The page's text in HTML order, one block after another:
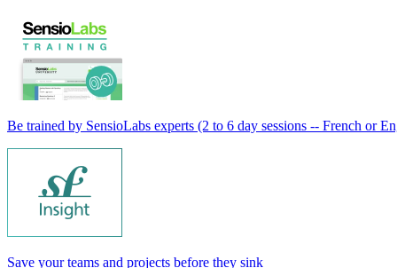
Be trained by SensioLabs experts (2 to 6 day sessions -- French or
Save your teams and projects before they sink